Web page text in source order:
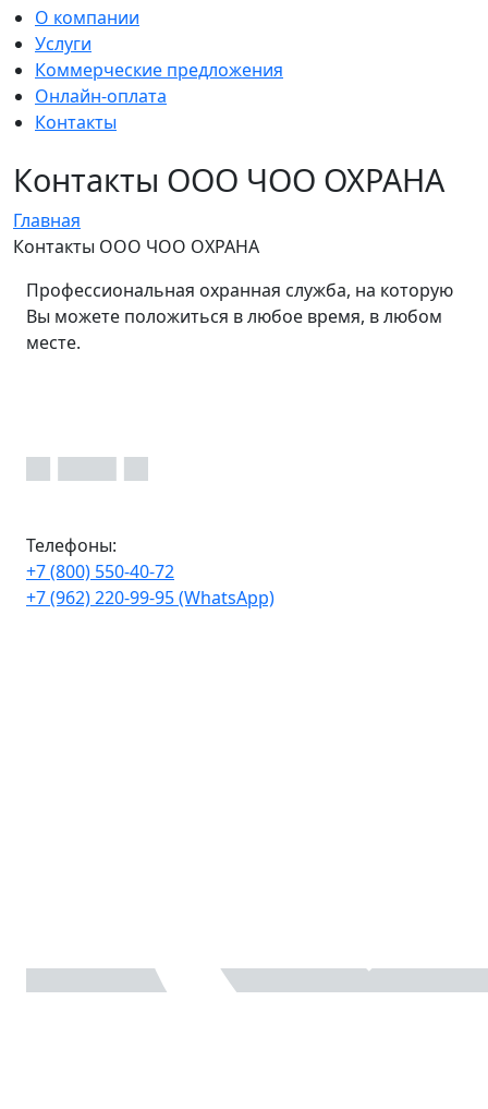
О компании
Услуги
Коммерческие предложения
Онлайн-оплата
Контакты
Контакты ООО ЧОО ОХРАНА
Главная
Контакты ООО ЧОО ОХРАНА
Профессиональная охранная служба, на которую
Вы можете положиться в любое время, в любом
месте.
Телефоны:
+7 (800) 550-40-72
+7 (962) 220-99-95 (WhatsApp)